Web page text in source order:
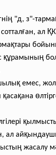
ң "д, з"-тарма
ған, ал Қ
қтары
құрамының
қ емес,
қасақана ө
қ
ал айқ
ң жасалу м